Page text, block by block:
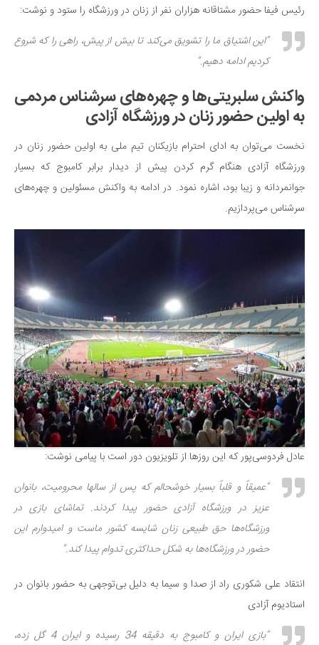
رئیس فیفا حضور مشتاقانه هزاران نفر از زنان در ورزشگاه را ستود و نوشت:
“این اشتیاق ما را تشویق می‌کند تا بیش از پیش، راهی را که شروع
کردیم ادامه دهیم.”
واکنش سلبریتی‌ها و چهره‌های سرشناس مردمی
به اولین حضور زنان در ورزشگاه آزادی
نخست می‌توان به ادای احترام بازیکنان تیم ملی به اولین حضور زنان در
ورزشگاه آزادی هنگام گرم کردن پیش از دیدار برابر کامبوج که بسیار
جوانمردانه و زیبا بود، اشاره نمود. در ادامه به واکنش مسئولین و چهره‌های
سرشناس می‌پردازیم.
عادل فردوسی‌پور که این روزها از تلویزیون دور است با پیامی نوشت:
“عمیقاً و قلباً بسیار خوشحالم که پس از سالها محرومیت، بانوان
عزیز در ورزشگاه آزادی حضور پیدا کردند. تماشای بازی در
ورزشگاه‌ها حق طبیعی زنان شایسه کشور ماست و امیدوارم این
حضور در ورزشگاه‌ها به شکل حداکثری تدوام پیدا کند.”
انتقاد علی شکوری راد از صدا و سیما به دلیل بی‌توجهی به حضور بانوان در
استادیوم آزادی
“بازی ایران و کامبوج به دقیقه 34 رسیده و ایران 4 گل زده،